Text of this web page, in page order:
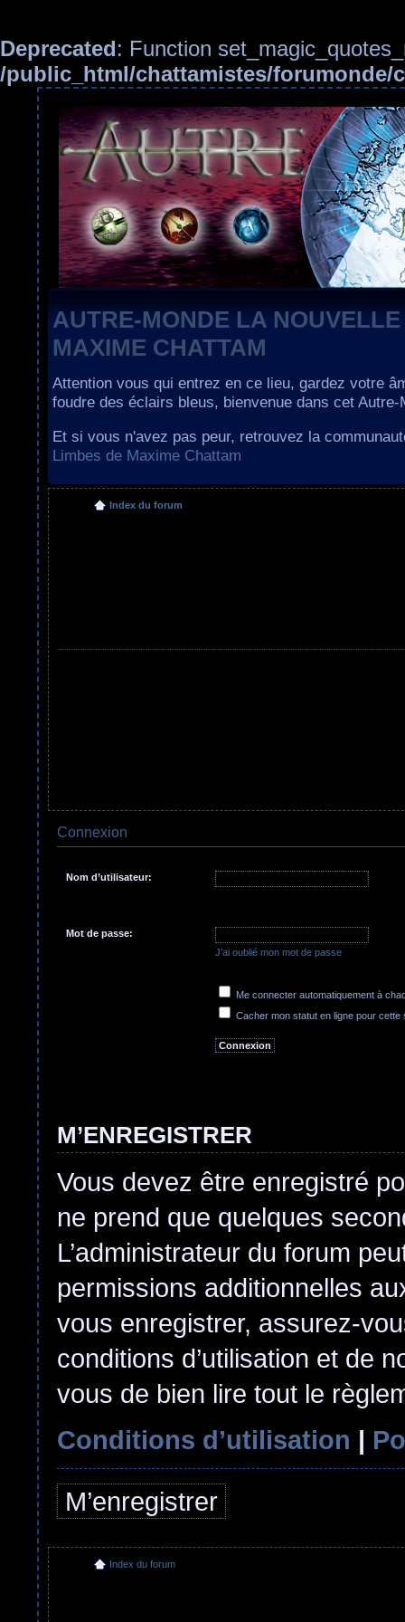
Deprecated: Function
/public_html/chattamistes/forumonde/
AUTRE-MONDE LA
MAXIME CHATTAM
Attention vous qui entrez en ce lieu, gardez votre
foudre des éclairs bleus, bienvenue dans cet Autre-
Et si vous n'avez pas peur, retrouvez la
Limbes de Maxime Chattam
Index du forum
Connexion
Nom d’utilisateur:
Mot de passe:
J’ai oublié mon mot de passe
Me connecter automatiquement à
Cacher mon statut en ligne pour cette
M’ENREGISTRER
Vous devez être enregistré
ne prend que quelques
L’administrateur du forum
permissions additionnelles
vous enregistrer, assurez-
conditions d’utilisation et de
vous de bien lire tout le
Conditions d’utilisation |
M’enregistrer
Index du forum